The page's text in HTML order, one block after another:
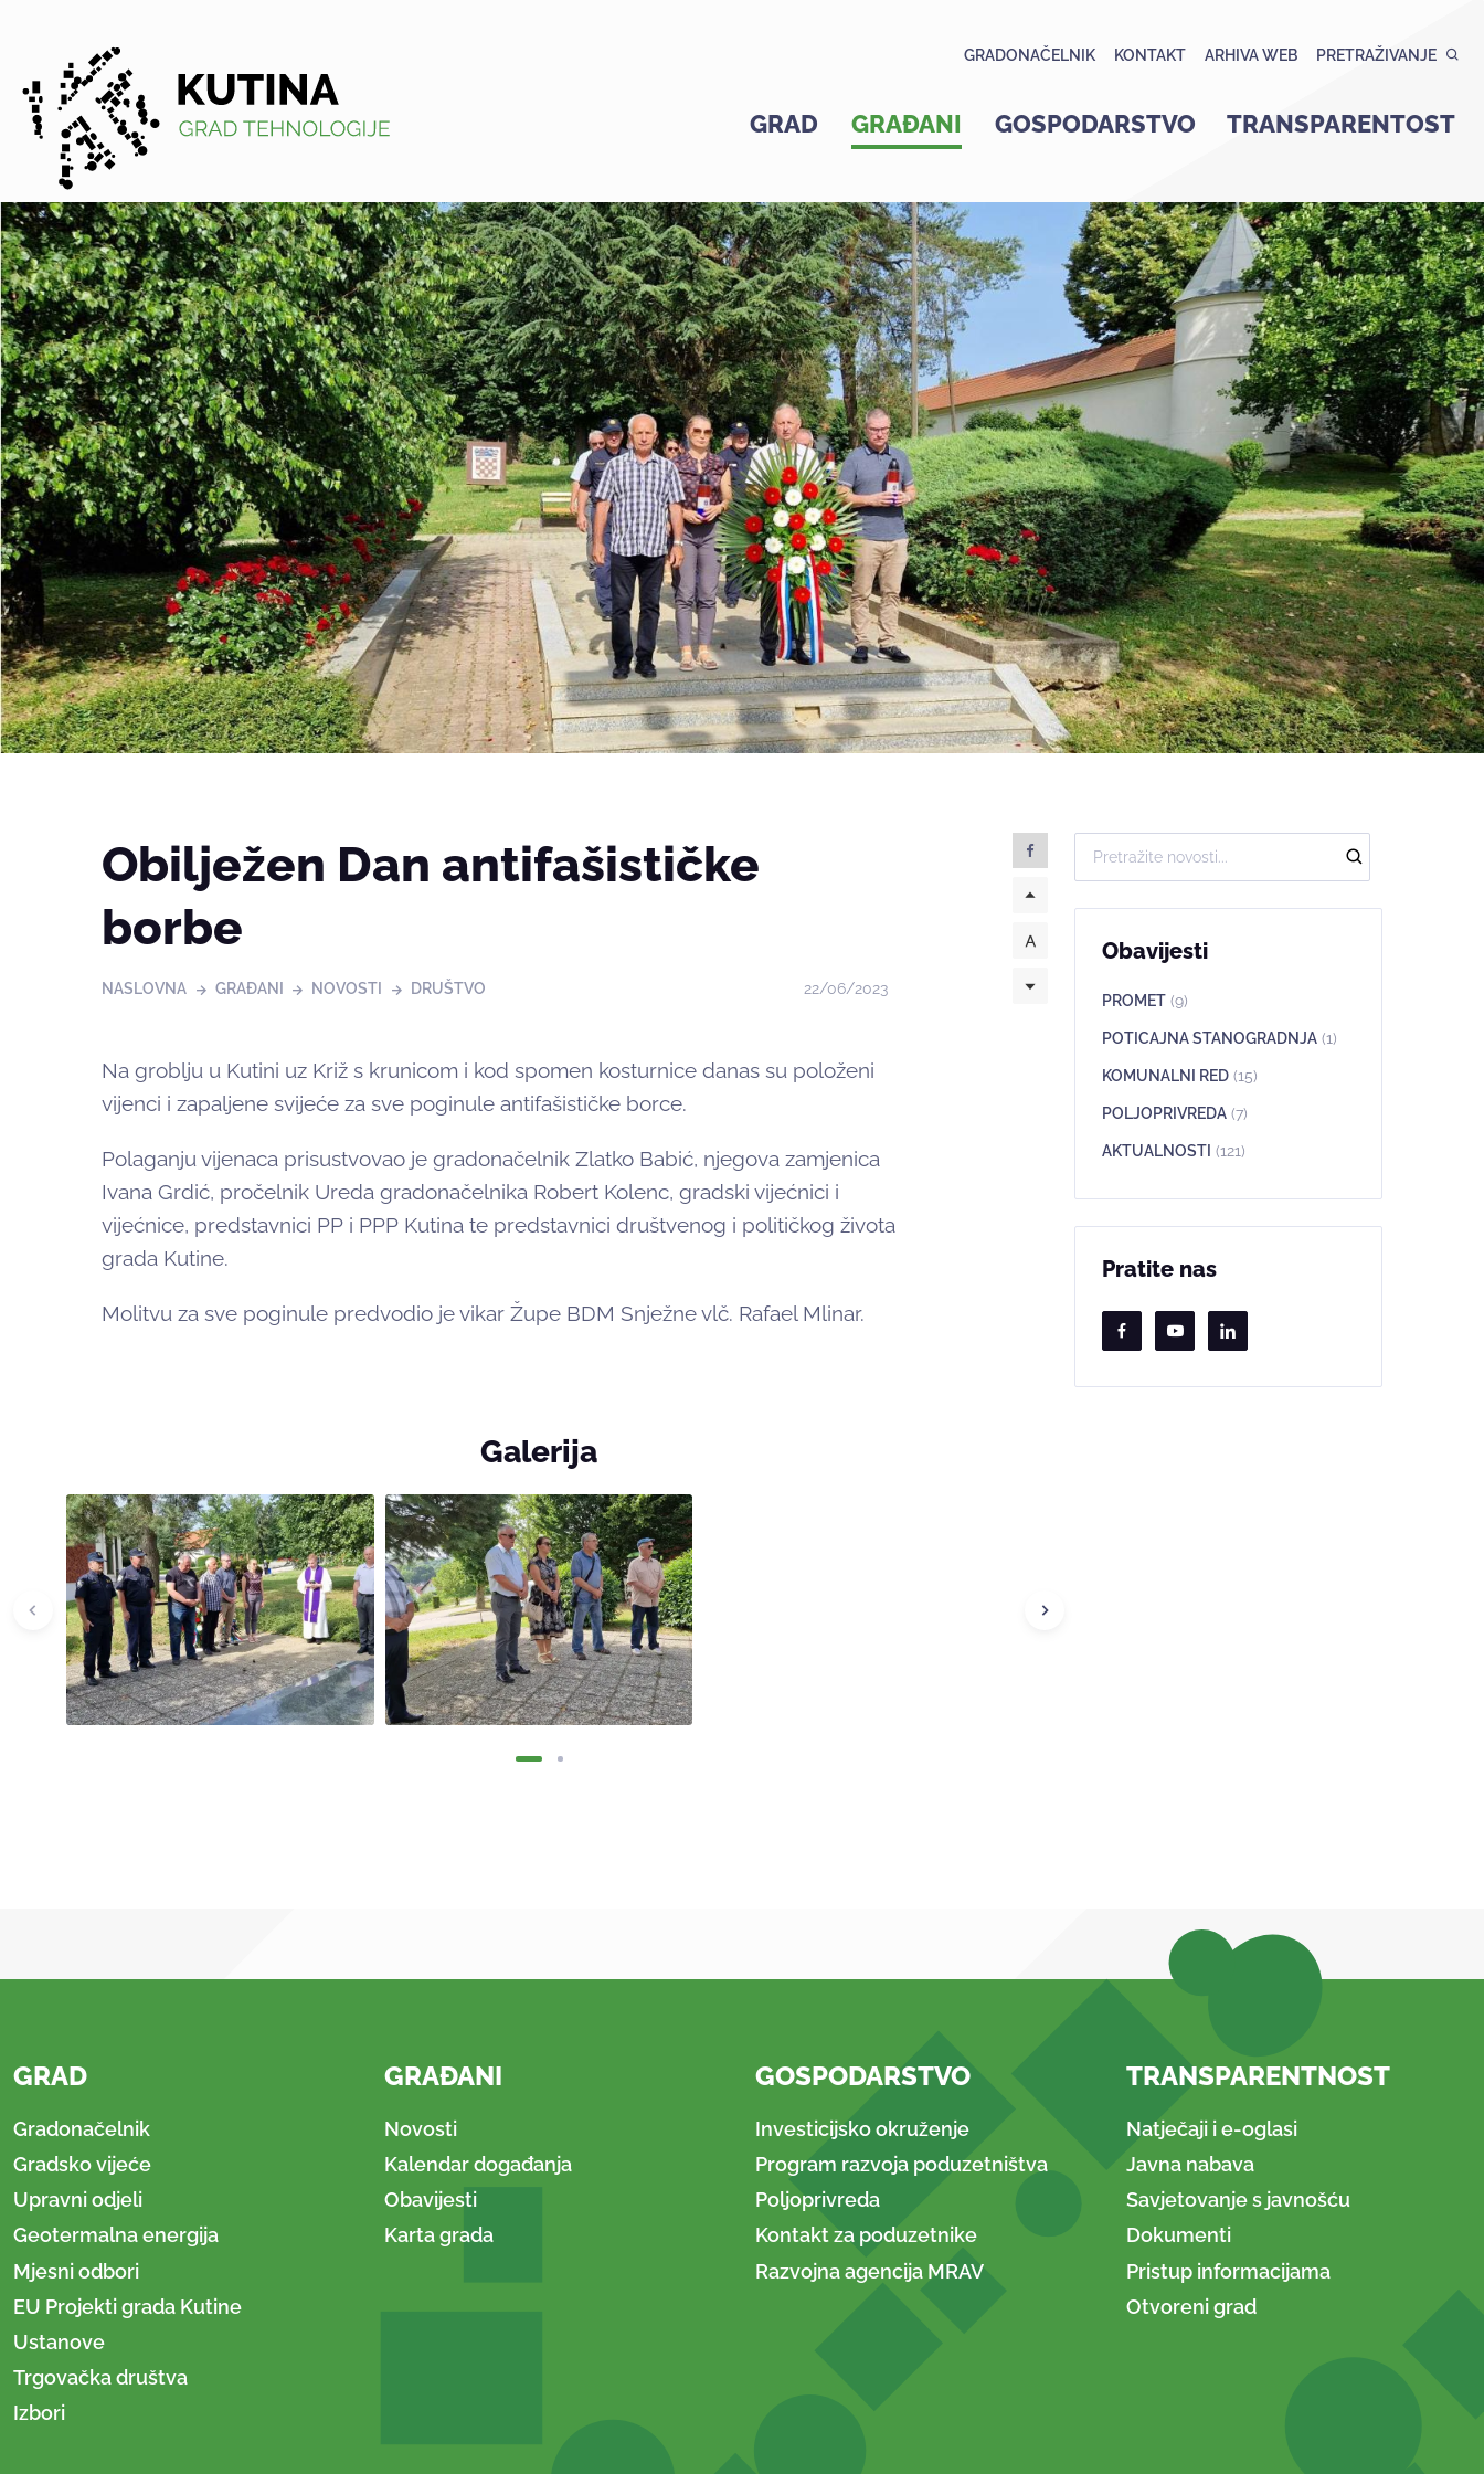
Kutina
GRADONAČELNIK KONTAKT ARHIVA WEB PRETRAŽIVANJE
GRAD GRAĐANI GOSPODARSTVO TRANSPARENTOST
Obilježen Dan antifašističke
borbe
NASLOVNA GRAĐANI NOVOSTI DRUŠTVO 22/06/2023
Na groblju u Kutini uz Križ s krunicom i kod spomen kosturnice danas su položeni
vijenci i zapaljene svijeće za sve poginule antifašističke borce.
Polaganju vijenaca prisustvovao je gradonačelnik Zlatko Babić, njegova zamjenica
Ivana Grdić, pročelnik Ureda gradonačelnika Robert Kolenc, gradski vijećnici i
vijećnice, predstavnici PP i PPP Kutina te predstavnici društvenog i političkog života
grada Kutine.
Molitvu za sve poginule predvodio je vikar Župe BDM Snježne vlč. Rafael Mlinar.
Galerija
Obavijesti
PROMET (9)
POTICAJNA STANOGRADNJA (1)
KOMUNALNI RED (15)
POLJOPRIVREDA (7)
AKTUALNOSTI (121)
Pratite nas
GRAD
Gradonačelnik
Gradsko vijeće
Upravni odjeli
Geotermalna energija
Mjesni odbori
EU Projekti grada Kutine
Ustanove
Trgovačka društva
Izbori
GRAĐANI
Novosti
Kalendar događanja
Obavijesti
Karta grada
GOSPODARSTVO
Investicijsko okruženje
Program razvoja poduzetništva
Poljoprivreda
Kontakt za poduzetnike
Razvojna agencija MRAV
TRANSPARENTNOST
Natječaji i e-oglasi
Javna nabava
Savjetovanje s javnošću
Dokumenti
Pristup informacijama
Otvoreni grad